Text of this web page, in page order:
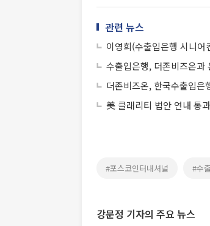
관련 뉴스
이영희(수출입은행 시니어
수출입은행, 더존비즈온과
더존비즈온, 한국수출입은
美 클래리티 법안 연내 통
#포스코인터내셔널 #수
강문정 기자의 주요 뉴스